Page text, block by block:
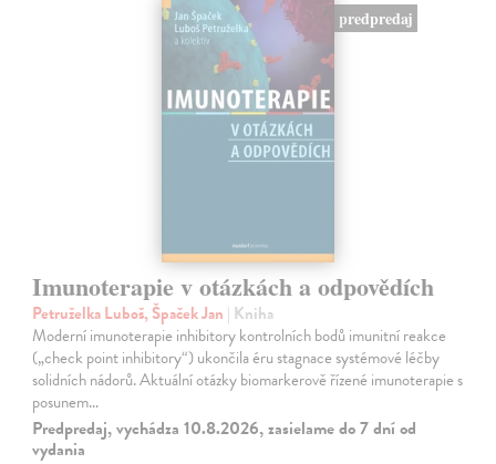
predpredaj
Imunoterapie v otázkách a odpovědích
Petruželka Luboš, Špaček Jan | Kniha
Moderní imunoterapie inhibitory kontrolních bodů imunitní reakce
(„check point inhibitory“) ukončila éru stagnace systémové léčby
solidních nádorů. Aktuální otázky biomarkerově řízené imunoterapie s
posunem…
Predpredaj, vychádza 10.8.2026, zasielame do 7 dní od
vydania